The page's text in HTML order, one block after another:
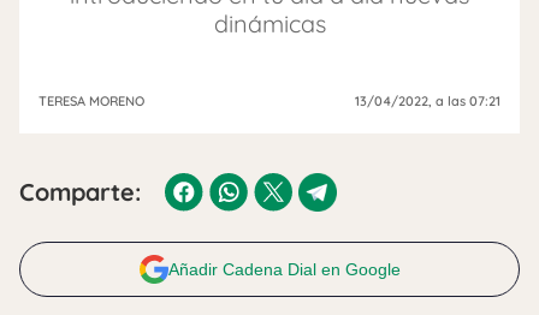
dinámicas
TERESA MORENO 13/04/2022, a las 07:21
Comparte:
Añadir Cadena Dial en Google